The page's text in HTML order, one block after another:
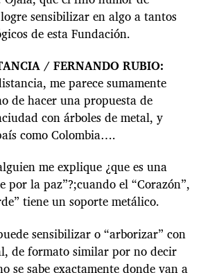
sensibilizar en algo a tantos
de esta Fundación.
/ FERNANDO RUBIO:
me parece sumamente
de hacer una propuesta de
con árboles de metal, y
como Colombia….
me explique ¿que es una
por la paz”?;cuando el “Corazón”,
tiene un soporte metálico.
sensibilizar o “arborizar” con
de formato similar por no decir
se sabe exactamente donde van a